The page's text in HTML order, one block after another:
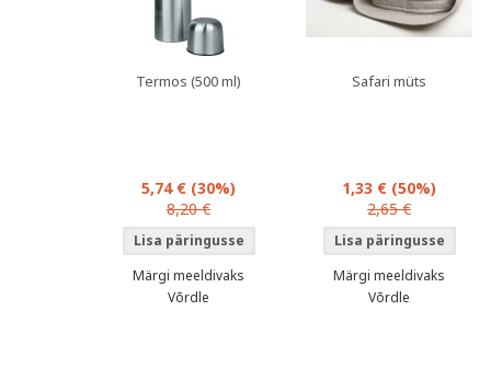
Termos (500 ml)
5,74 € (30%)
8,20 €
Märgi meeldivaks
Võrdle
Safari müts
1,33 € (50%)
2,65 €
Märgi meeldivaks
Võrdle